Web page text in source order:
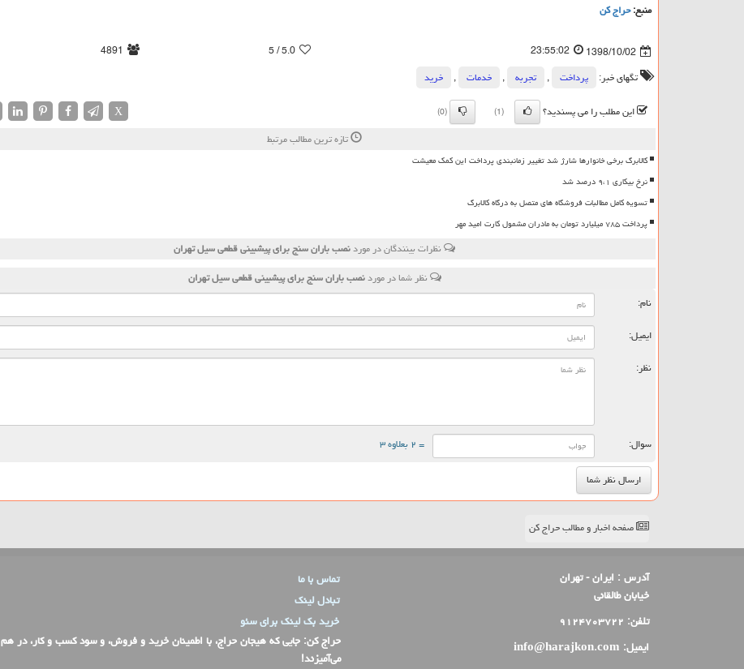
منبع:حراج كن
1398/10/02
23:55:02
5.0
/ 5
4891
تگهای خبر:
پرداخت , تجربه , خدمات ,
خرید
این مطلب را می پسندید؟
(1)
(0)
X
تازه ترین مطالب مرتبط
کالابرگ برخی خانوارها شارژ شد تغییر زمانبندی پرداخت این کمک معیشت
نرخ بیکاری ۹،۱ درصد شد
تسویه کامل مطالبات فروشگاه های متصل به درگاه کالابرگ
پرداخت ۷۸۵ میلیارد تومان به مادران مشمول کارت امید مهر
نظرات بینندگان در موردنصب باران سنج برای پیشبینی قطعی سیل تهران
نظر شما در موردنصب باران سنج برای پیشبینی قطعی سیل تهران
نام:
ایمیل:
نظر:
سوال: = ۲ بعلاوه ۳
صفحه اخبار و مطالب حراج کن
آدرس : ایران - تهران
خیابان طالقانی
تلفن: ۹۱۲۴۷۰۳۷۲۲
ایمیل: info@harajkon.com
تماس با ما
تبادل لینک
خرید بک لینک برای سئو
حراج کن: جایی که هیجان حراج، با اطمینان خرید و فروش، و سود کسب و کار، در هم
می‌آمیزند!